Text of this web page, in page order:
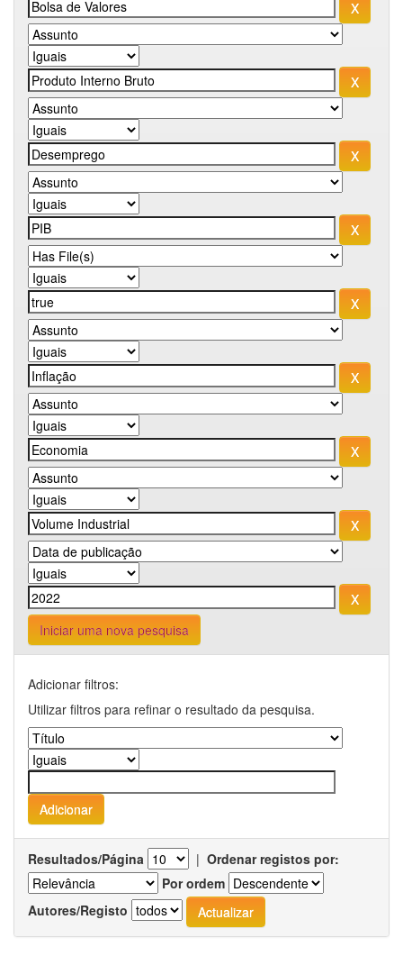
Iniciar uma nova pesquisa
Adicionar filtros:
Utilizar filtros para refinar o resultado da pesquisa.
Resultados/Página | Ordenar registos por:
Por ordem
Autores/Registo